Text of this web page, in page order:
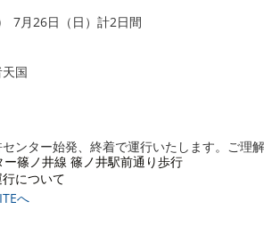
月26日（日）計2日間
国
ンター始発、終着で運行いたします。ご理
ー篠ノ井線 篠ノ井駅前通り歩行
について
へ